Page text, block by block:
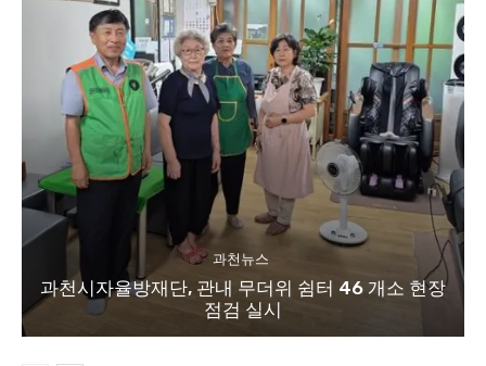
과천뉴스
과천시자율방재단, 관내 무더위 쉼터 46 개소 현장
점검 실시